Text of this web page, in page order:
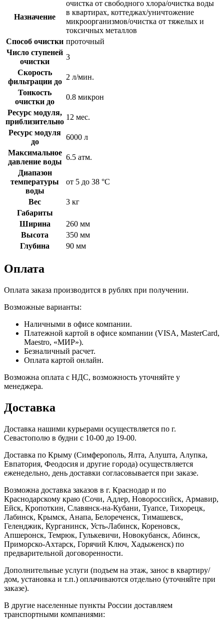
Назначение
очистка от свободного хлора/очистка воды
в квартирах, коттеджах/уничтожение
микроорганизмов/очистка от тяжелых и
токсичных металлов
Способ очистки проточный
Число ступеней
очистки
3
Скорость
фильтрации до
2 л/мин.
Тонкость
очистки до
0.8 микрон
Ресурс модуля,
приблизительно
12 мес.
Ресурс модуля
до
6000 л
Максимальное
давление воды
6.5 атм.
Диапазон
температуры
воды
от 5 до 38 °С
Вес
3 кг
Габариты
Ширина
260 мм
Высота
350 мм
Глубина
90 мм
Оплата
Оплата заказа производится в рублях при получении.
Возможные варианты:
Наличными в офисе компании.
Платежной картой в офисе компании (VISA, MasterCard,
Maestro, «МИР»).
Безналичный расчет.
Оплата картой онлайн.
Возможна оплата с НДС, возможность уточняйте у
менеджера.
Доставка
Доставка нашими курьерами осуществляется по г.
Севастополю в будни с 10-00 до 19-00.
Доставка по Крыму (Симферополь, Ялта, Алушта, Алупка,
Евпатория, Феодосия и другие города) осуществляется
еженедельно, день доставки согласовывается при заказе.
Возможна доставка заказов в г. Краснодар и по
Краснодарскому краю (Сочи, Адлер, Новороссийск, Армавир,
Ейск, Кропоткин, Славянск-на-Кубани, Туапсе, Тихорецк,
Лабинск, Крымск, Анапа, Белореченск, Тимашевск,
Геленджик, Курганинск, Усть-Лабинск, Кореновск,
Апшеронск, Темрюк, Гулькевичи, Новокубанск, Абинск,
Приморско-Ахтарск, Горячий Ключ, Хадыженск) по
предварительной договоренности.
Дополнительные услуги (подъем на этаж, занос в квартиру/
дом, установка и т.п.) оплачиваются отдельно (уточняйте при
заказе).
В другие населенные пункты России доставляем
транспортными компаниями: